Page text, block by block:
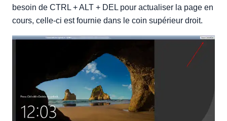
besoin de CTRL + ALT + DEL pour actualiser la page en
cours, celle-ci est fournie dans le coin supérieur droit.